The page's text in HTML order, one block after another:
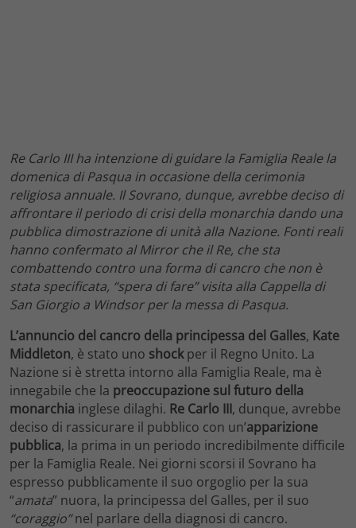
Re Carlo III ha intenzione di guidare la Famiglia Reale la
domenica di Pasqua in occasione della cerimonia
religiosa annuale. Il Sovrano, dunque, avrebbe deciso di
affrontare il periodo di crisi della monarchia dando una
pubblica dimostrazione di unità alla Nazione. Fonti reali
hanno confermato al Mirror che il Re, che sta
combattendo contro una forma di cancro che non è
stata specificata, “spera di fare” visita alla Cappella di
San Giorgio a Windsor per la messa di Pasqua.
L’annuncio del cancro della principessa del Galles, Kate
Middleton, è stato uno shockper il Regno Unito. La
Nazione si è stretta intorno alla Famiglia Reale, ma è
innegabile che la preoccupazione sul futuro della
monarchia inglese dilaghi. Re Carlo III, dunque, avrebbe
deciso di rassicurare il pubblico con un’apparizione
pubblica, la prima in un periodo incredibilmente difficile
per la Famiglia Reale. Nei giorni scorsi il Sovrano ha
espresso pubblicamente il suo orgoglio per la sua
“amata” nuora, la principessa del Galles, per il suo
“coraggio”nel parlare della diagnosi di cancro.